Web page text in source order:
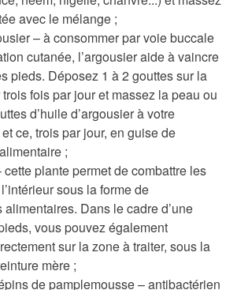
avec le mélange ;
– à consommer par voie buccale
cutanée, l’argousier aide à vaincre
pieds. Déposez 1 à 2 gouttes sur la
fois par jour et massez la peau ou
d’huile d’argousier à votre
ce, trois par jour, en guise de
;
cette plante permet de combattre les
sous la forme de
Dans le cadre d’une
vous pouvez également
sur la zone à traiter, sous la
mère ;
de pamplemousse –antibactérien